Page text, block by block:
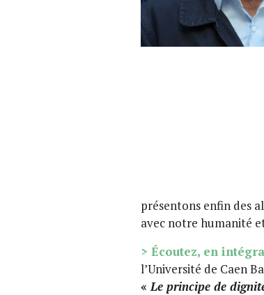
présentons enfin des
avec notre humanité
> Écoutez, en
l’Université de Caen
« Le principe de